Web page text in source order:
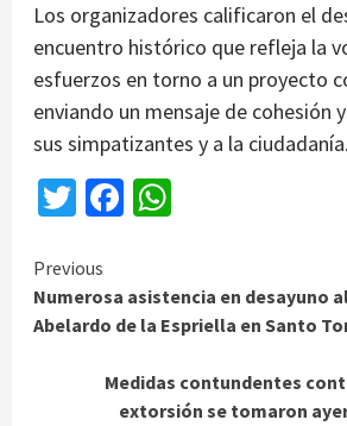
Los organizadores calificaron el
encuentro histórico que refleja la
esfuerzos en torno a un proyecto
enviando un mensaje de cohesión
sus simpatizantes y a la ciudadanía.
TwitterFacebook
Continue
Reading
Previous
Numerosa asistencia en desayuno
Abelardo de la Espriella en Santo
Medidas contundentes
extorsión se tomaron